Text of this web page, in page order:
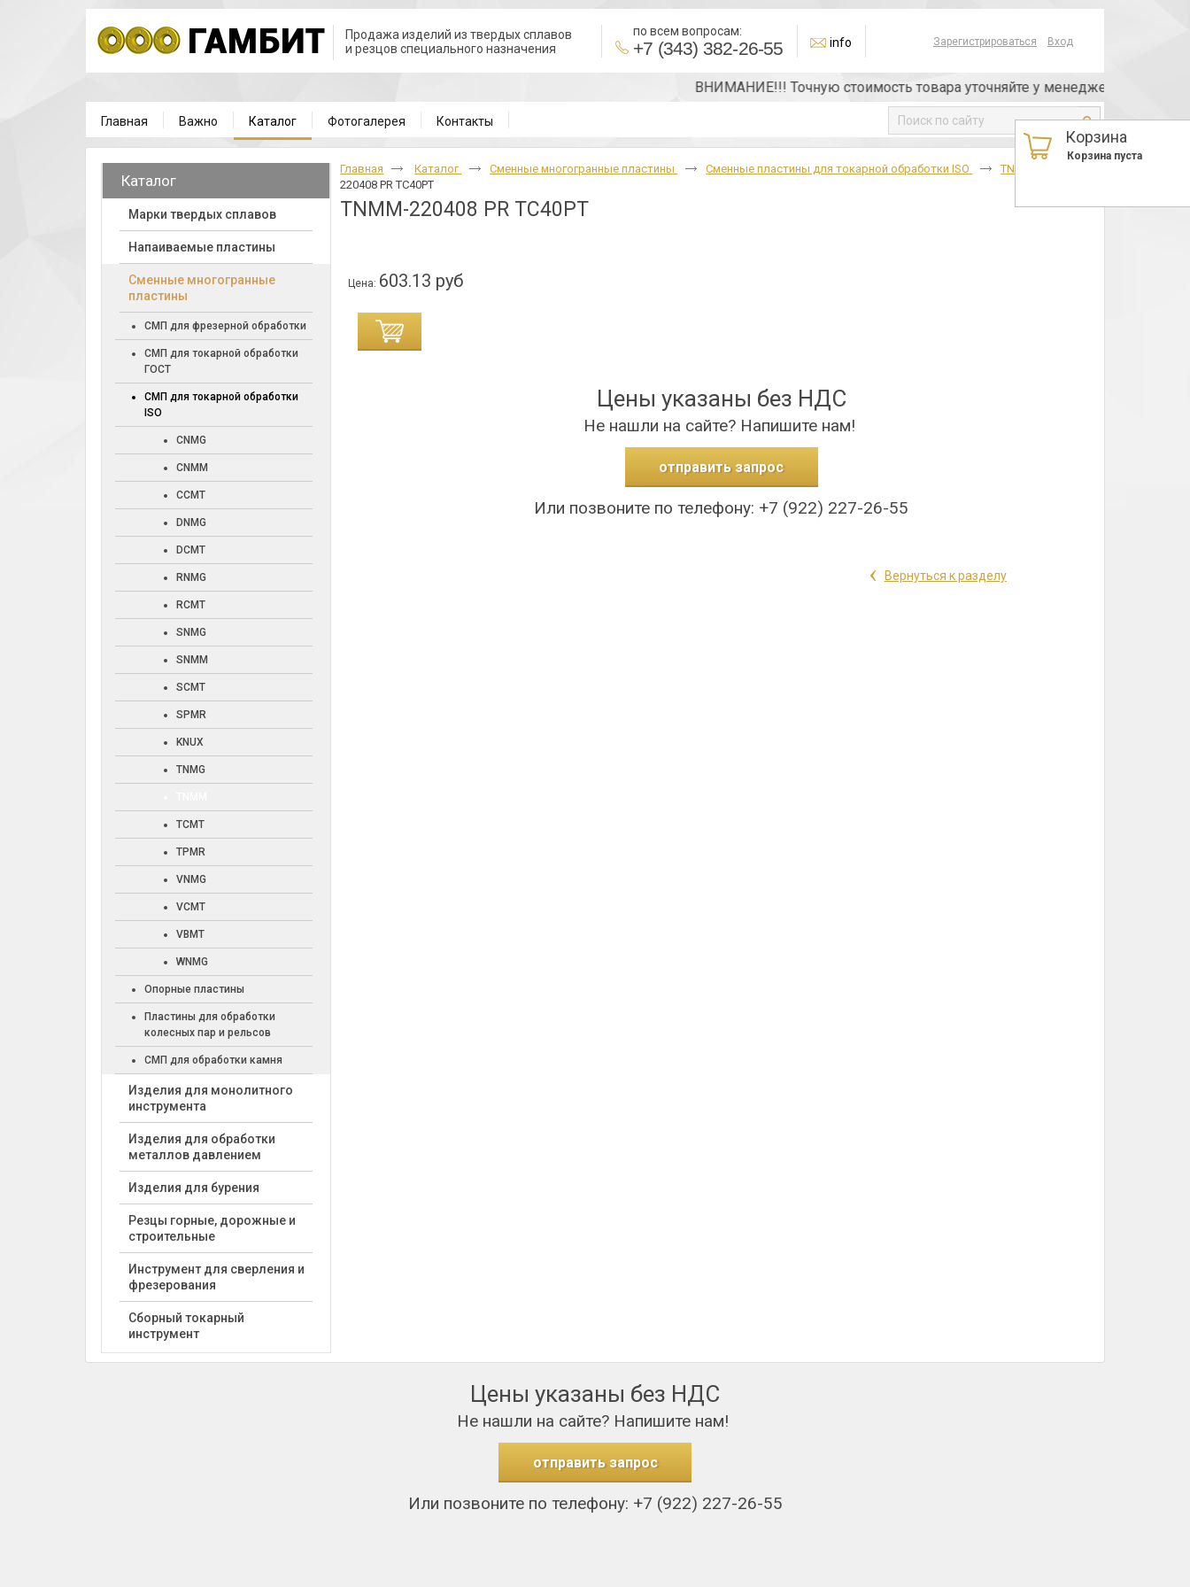
Зарегистрироваться Вход
Продажа изделий из твердых сплавов
и резцов специального назначения
по всем вопросам:
+7 (343) 382-26-55 info
ВНИМАНИЕ!!! Точную стоимость товара уточняйте у менеджера или по
Главная Важно Каталог Фотогалерея Контакты
Корзина
Корзина пуста
Каталог
Марки твердых сплавов
Напаиваемые пластины
Cменные многогранные
пластины
СМП для фрезерной обработки
СМП для токарной обработки
ГОСТ
СМП для токарной обработки
ISO
CNMG
CNMM
CCMT
DNMG
DCMT
RNMG
RCMT
SNMG
SNMM
SCMT
SPMR
KNUX
TNMG
TCMT
TPMR
VNMG
VCMT
VBMT
WNMG
Опорные пластины
Пластины для обработки
колесных пар и рельсов
СМП для обработки камня
Изделия для монолитного
инструмента
Изделия для обработки
металлов давлением
Изделия для бурения
Резцы горные, дорожные и
строительные
Инструмент для сверления и
фрезерования
Сборный токарный
инструмент
Главная Каталог Cменные многогранные пластины Сменные пластины для токарной обработки ISO TNMM
220408 PR TC40PT
TNMM-220408 PR TC40PT
Цена: 603.13 руб
Цены указаны без НДС
Не нашли на сайте? Напишите нам!
отправить запрос
Или позвоните по телефону: +7 (922) 227-26-55
‹ Вернуться к разделу
Цены указаны без НДС
Не нашли на сайте? Напишите нам!
отправить запрос
Или позвоните по телефону: +7 (922) 227-26-55